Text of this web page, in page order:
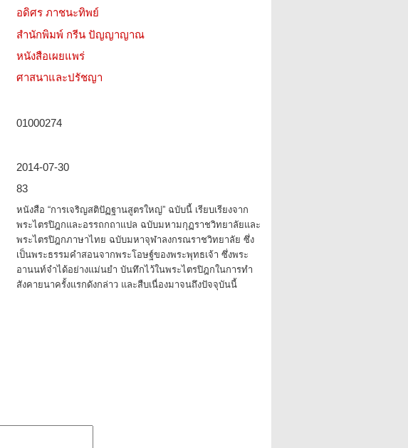
อดิศร ภาชนะทิพย์
สำนักพิมพ์ กรีน ปัญญาญาณ
หนังสือเผยแพร่
ศาสนาและปรัชญา
01000274
2014-07-30
83
หนังสือ “การเจริญสติปัฏฐานสูตรใหญ่” ฉบับนี้ เรียบเรียงจาก
พระไตรปิฎกและอรรถกถาแปล ฉบับมหามกุฏราชวิทยาลัยและ
พระไตรปิฎกภาษาไทย ฉบับมหาจุฬาลงกรณราชวิทยาลัย ซึ่ง
เป็นพระธรรมคำสอนจากพระโอษฐ์ของพระพุทธเจ้า ซึ่งพระ
อานนท์จำได้อย่างแม่นยำ บันทึกไว้ในพระไตรปิฎกในการทำ
สังคายนาครั้งแรกดังกล่าว และสืบเนื่องมาจนถึงปัจจุบันนี้